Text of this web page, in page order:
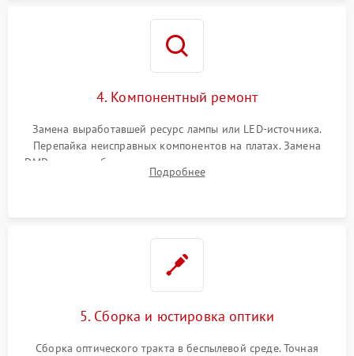
4. Компонентный ремонт
Замена выработавшей ресурс лампы или LED-источника.
Перепайка неисправных компонентов на платах. Замена
DMD-чипа при битых пикселях, установка нового цветового
колеса или восстановление сгоревших поляризационных
Подробнее
5. Сборка и юстировка оптики
Сборка оптического тракта в беспылевой среде. Точная